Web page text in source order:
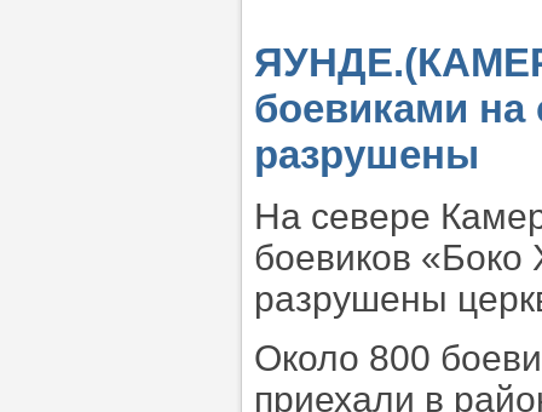
боевиками на
разрушены
На севере
боевиков «Боко
разрушены
Около 800
приехали в